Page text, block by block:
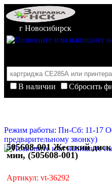
г Новосибирск
В наличии
Сбросить
Режим работы: Пн-Сб: 11-17
предварительному звонку)
505608-001 Жесткий
мин, (505608-001)
Артикул: vt-36292